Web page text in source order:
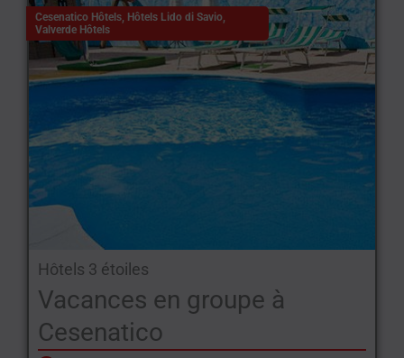
Cesenatico Hôtels, Hôtels Lido di Savio,
Valverde Hôtels
Hôtels 3 étoiles
Vacances en groupe à
Cesenatico